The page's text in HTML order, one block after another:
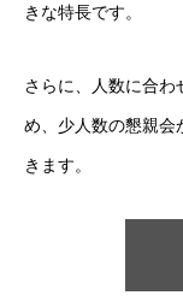
きな特長です。
さらに、人数に合わ
め、少人数の懇親会
きます。